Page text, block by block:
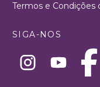
Termos e Condições
SIGA-NOS